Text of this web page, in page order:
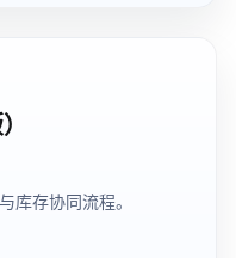
库存协同流程。